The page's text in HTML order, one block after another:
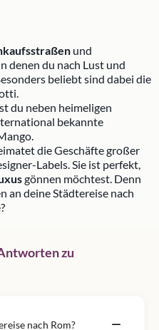
und
denen du nach Lust und
beliebt sind dabei die
du neben heimeligen
bekannte
die Geschäfte großer
Labels. Sie ist perfekt,
gönnen möchtest. Denn
an deine Städtereise nach
zu
nach Rom?